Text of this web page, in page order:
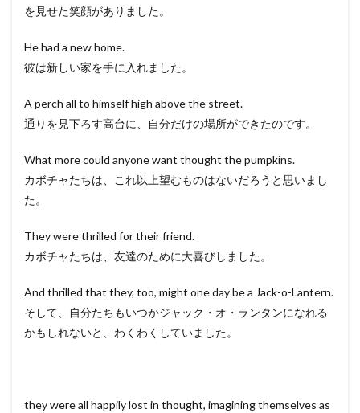
を見せた笑顔がありました。
He had a new home.
彼は新しい家を手に入れました。
A perch all to himself high above the street.
通りを見下ろす高台に、自分だけの場所ができたのです。
What more could anyone want thought the pumpkins.
カボチャたちは、これ以上望むものはないだろうと思いまし
た。
They were thrilled for their friend.
カボチャたちは、友達のために大喜びしました。
And thrilled that they, too, might one day be a Jack-o-Lantern.
そして、自分たちもいつかジャック・オ・ランタンになれる
かもしれないと、わくわくしていました。
they were all happily lost in thought, imagining themselves as